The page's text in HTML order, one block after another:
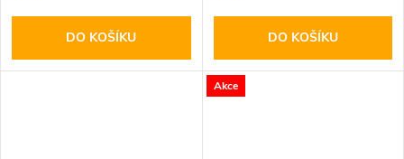
DO KOŠÍKU DO KOŠÍKU
Akce